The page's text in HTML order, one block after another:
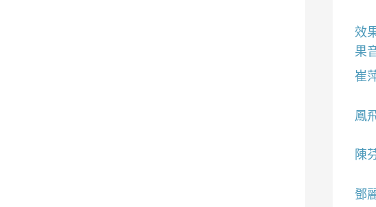
效
果
崔
鳳
陳
鄧